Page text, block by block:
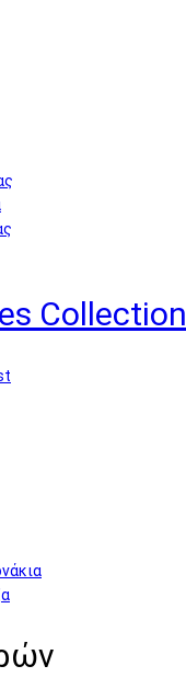
Collection